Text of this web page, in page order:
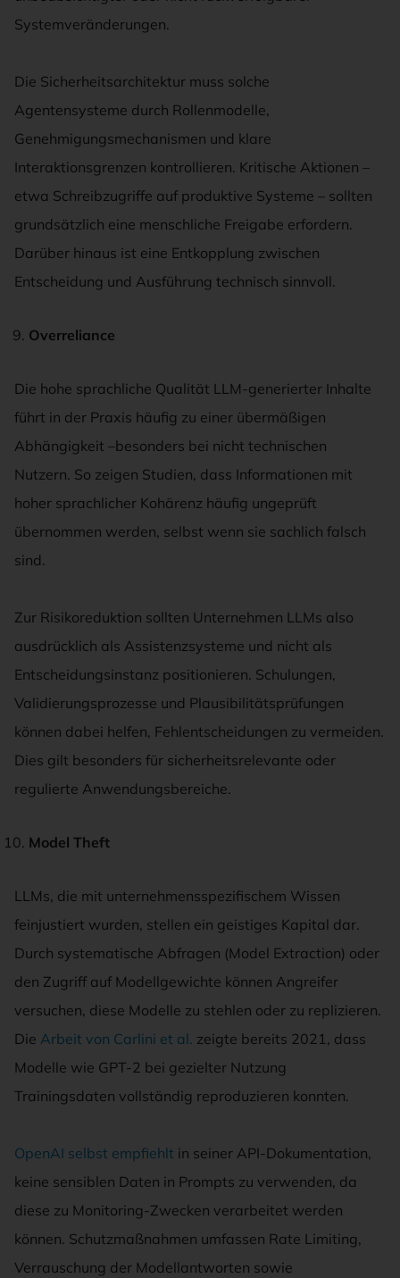
Systemveränderungen.
Die Sicherheitsarchitektur muss solche
Agentensysteme durch Rollenmodelle,
Genehmigungsmechanismen und klare
Interaktionsgrenzen kontrollieren. Kritische Aktionen –
etwa Schreibzugriffe auf produktive Systeme – sollten
grundsätzlich eine menschliche Freigabe erfordern.
Darüber hinaus ist eine Entkopplung zwischen
Entscheidung und Ausführung technisch sinnvoll.
Overreliance
Die hohe sprachliche Qualität LLM-generierter Inhalte
führt in der Praxis häufig zu einer übermäßigen
Abhängigkeit –besonders bei nicht technischen
Nutzern. So zeigen Studien, dass Informationen mit
hoher sprachlicher Kohärenz häufig ungeprüft
übernommen werden, selbst wenn sie sachlich falsch
sind.
Zur Risikoreduktion sollten Unternehmen LLMs also
ausdrücklich als Assistenzsysteme und nicht als
Entscheidungsinstanz positionieren. Schulungen,
Validierungsprozesse und Plausibilitätsprüfungen
können dabei helfen, Fehlentscheidungen zu vermeiden.
Dies gilt besonders für sicherheitsrelevante oder
regulierte Anwendungsbereiche.
Model Theft
LLMs, die mit unternehmensspezifischem Wissen
feinjustiert wurden, stellen ein geistiges Kapital dar.
Durch systematische Abfragen (Model Extraction) oder
den Zugriff auf Modellgewichte können Angreifer
versuchen, diese Modelle zu stehlen oder zu replizieren.
Die Arbeit von Carlini et al. zeigte bereits 2021, dass
Modelle wie GPT-2 bei gezielter Nutzung
Trainingsdaten vollständig reproduzieren konnten.
OpenAI selbst empfiehlt in seiner API-Dokumentation,
keine sensiblen Daten in Prompts zu verwenden, da
diese zu Monitoring-Zwecken verarbeitet werden
können. Schutzmaßnahmen umfassen Rate Limiting,
Verrauschung der Modellantworten sowie